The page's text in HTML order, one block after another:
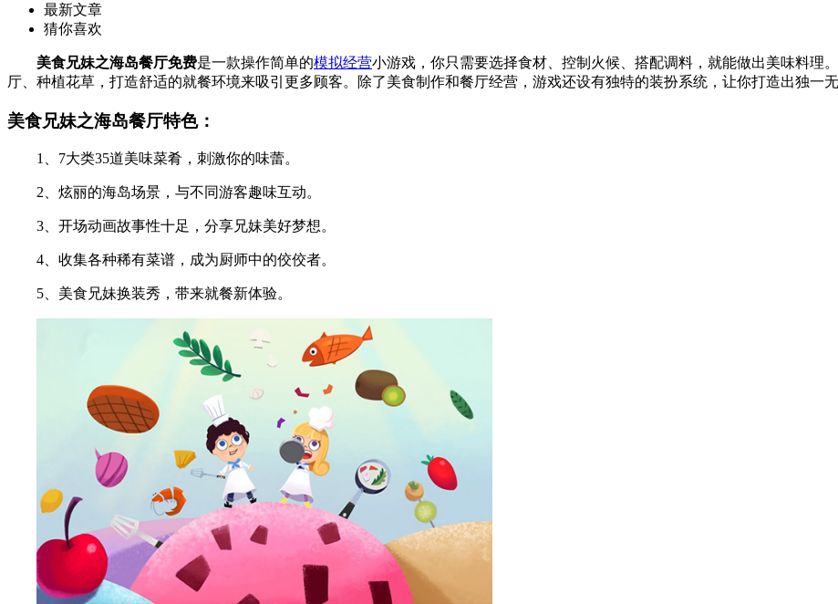
最新文章
猜你喜欢
美食兄妹之海岛餐厅免费是一款操作简单的模拟经营小游戏，你只需要选择食材、控制火候、搭配调料，就能做出美味料理
厅、种植花草，打造舒适的就餐环境来吸引更多顾客。除了美食制作和餐厅经营，游戏还设有独特的装扮系统，让你打造出独一无
美食兄妹之海岛餐厅特色：
1、7大类35道美味菜肴，刺激你的味蕾。
2、炫丽的海岛场景，与不同游客趣味互动。
3、开场动画故事性十足，分享兄妹美好梦想。
4、收集各种稀有菜谱，成为厨师中的佼佼者。
5、美食兄妹换装秀，带来就餐新体验。